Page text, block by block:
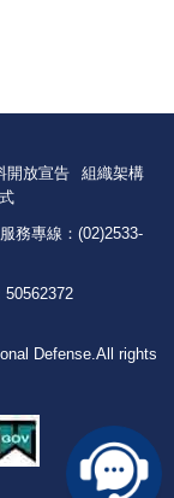
開放宣告
組織架構
服務專線：(02)2533-
50562372
Defense.All rights